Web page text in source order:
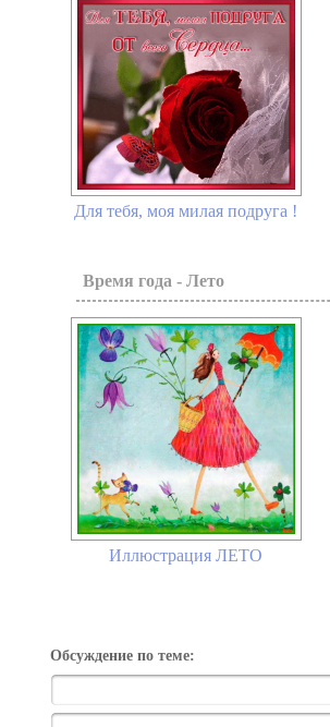
Для тебя, моя милая подруга !
Время года - Лето
Иллюстрация ЛЕТО
Обсуждение по теме: